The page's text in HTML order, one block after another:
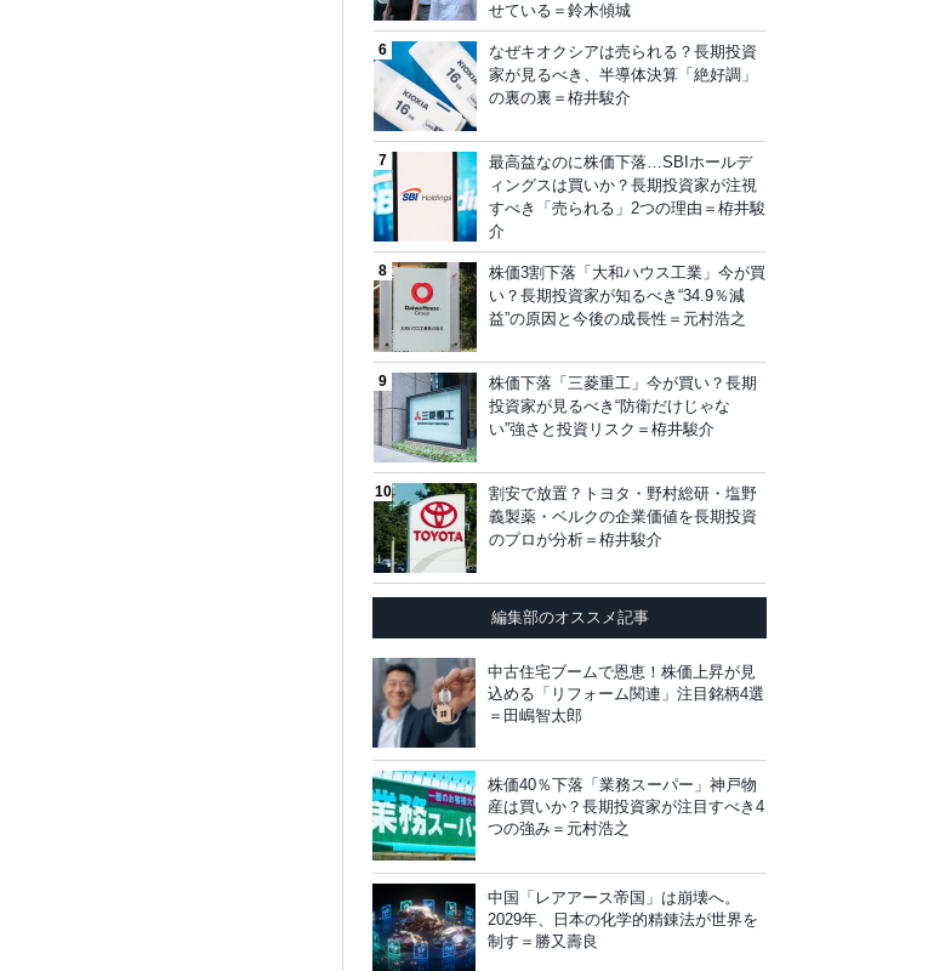
せている＝鈴木傾城
なぜキオクシアは売られる？長期投資
家が見るべき、半導体決算「絶好調」
の裏の裏＝栫井駿介
最高益なのに株価下落…SBIホールデ
ィングスは買いか？長期投資家が注視
すべき「売られる」2つの理由＝栫井駿
介
株価3割下落「大和ハウス工業」今が買
い？長期投資家が知るべき“34.9％減
益”の原因と今後の成長性＝元村浩之
株価下落「三菱重工」今が買い？長期
投資家が見るべき“防衛だけじゃな
い”強さと投資リスク＝栫井駿介
割安で放置？トヨタ・野村総研・塩野
義製薬・ベルクの企業価値を長期投資
のプロが分析＝栫井駿介
編集部のオススメ記事
中古住宅ブームで恩恵！株価上昇が見
込める「リフォーム関連」注目銘柄4選
＝田嶋智太郎
株価40％下落「業務スーパー」神戸物
産は買いか？長期投資家が注目すべき4
つの強み＝元村浩之
中国「レアアース帝国」は崩壊へ。
2029年、日本の化学的精錬法が世界を
制す＝勝又壽良